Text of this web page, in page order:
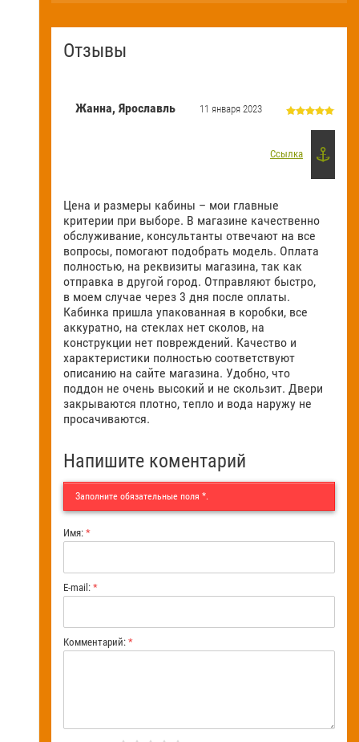
Отзывы
Жанна, Ярославль 11 января 2023
Ссылка
Цена и размеры кабины – мои главные
критерии при выборе. В магазине качественно
обслуживание, консультанты отвечают на все
вопросы, помогают подобрать модель. Оплата
полностью, на реквизиты магазина, так как
отправка в другой город. Отправляют быстро,
в моем случае через 3 дня после оплаты.
Кабинка пришла упакованная в коробки, все
аккуратно, на стеклах нет сколов, на
конструкции нет повреждений. Качество и
характеристики полностью соответствуют
описанию на сайте магазина. Удобно, что
поддон не очень высокий и не скользит. Двери
закрываются плотно, тепло и вода наружу не
просачиваются.
Напишите коментарий
Заполните обязательные поля *.
Имя: *
E-mail: *
Комментарий: *